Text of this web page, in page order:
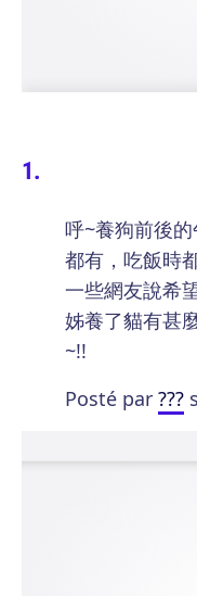
呼~養狗前後
都有，吃飯時
一些網友說希
姊養了貓有甚
~!!
Posté par ???